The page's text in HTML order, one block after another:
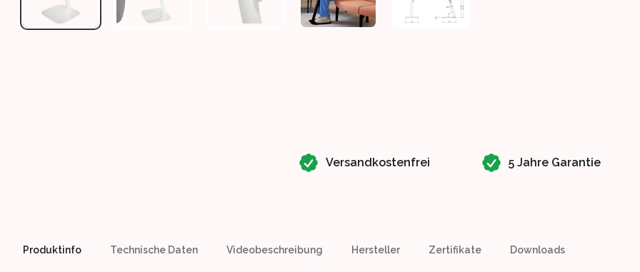
Versandkostenfrei 5 Jahre Garantie
Produktinfo Technische Daten Videobeschreibung Hersteller Zertifikate Downloads